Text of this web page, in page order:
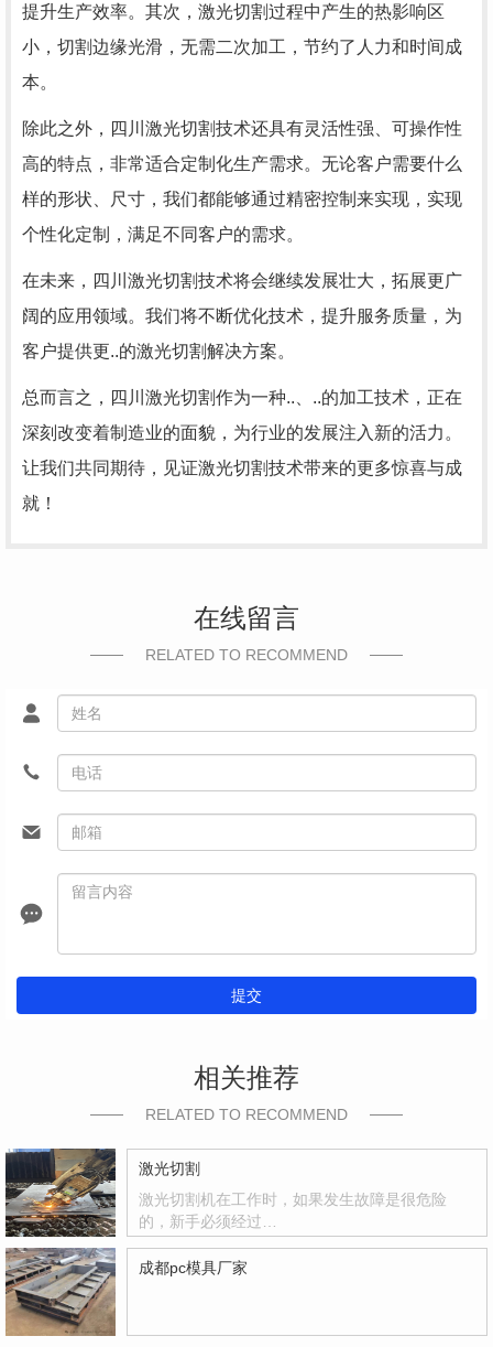
提升生产效率。其次，激光切割过程中产生的热影响区
小，切割边缘光滑，无需二次加工，节约了人力和时间成
本。
除此之外，四川激光切割技术还具有灵活性强、可操作性
高的特点，非常适合定制化生产需求。无论客户需要什么
样的形状、尺寸，我们都能够通过精密控制来实现，实现
个性化定制，满足不同客户的需求。
在未来，四川激光切割技术将会继续发展壮大，拓展更广
阔的应用领域。我们将不断优化技术，提升服务质量，为
客户提供更..的激光切割解决方案。
总而言之，四川激光切割作为一种..、..的加工技术，正在
深刻改变着制造业的面貌，为行业的发展注入新的活力。
让我们共同期待，见证激光切割技术带来的更多惊喜与成
就！
在线留言
RELATED TO RECOMMEND
提交
相关推荐
RELATED TO RECOMMEND
激光切割
激光切割机在工作时，如果发生故障是很危险
的，新手必须经过…
成都pc模具厂家